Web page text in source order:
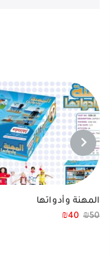
PREVIOUS
المهنة وأدواتها
₪50
₪40